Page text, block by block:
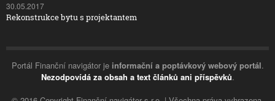
30.05.2017
Rekonstrukce bytu s projektantem
Portál Finanční navigátor je informační a poptávkový webový portál.
Nezodpovídá za obsah a text článků ani příspěvků.